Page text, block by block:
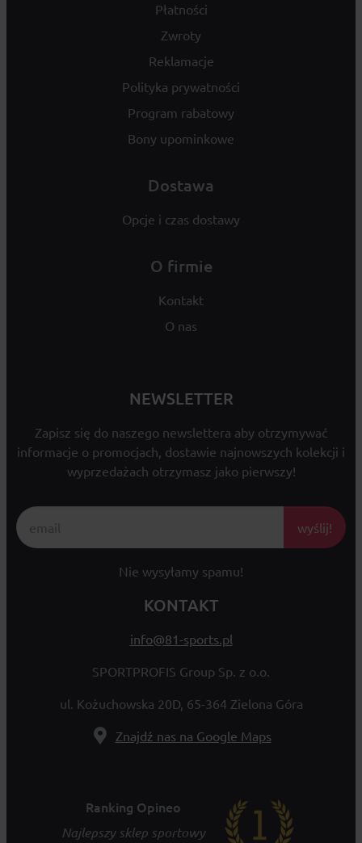
Płatności
Zwroty
Reklamacje
Polityka prywatności
Program rabatowy
Bony upominkowe
Dostawa
Opcje i czas dostawy
O firmie
Kontakt
O nas
NEWSLETTER
Zapisz się do naszego newslettera aby otrzymywać
informacje o promocjach, dostawie najnowszych kolekcji i
wyprzedażach otrzymasz jako pierwszy!
wyślij!
Nie wysyłamy spamu!
KONTAKT
info@81-sports.pl
SPORTPROFIS Group Sp. z o.o.
ul. Kożuchowska 20D, 65-364 Zielona Góra
Znajdź nas na Google Maps
Ranking Opineo
Najlepszy sklep sportowy